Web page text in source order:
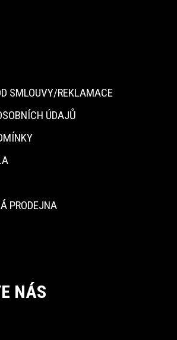
SMLOUVY/REKLAMACE
ÚDAJŮ
PRODEJNA
NÁS